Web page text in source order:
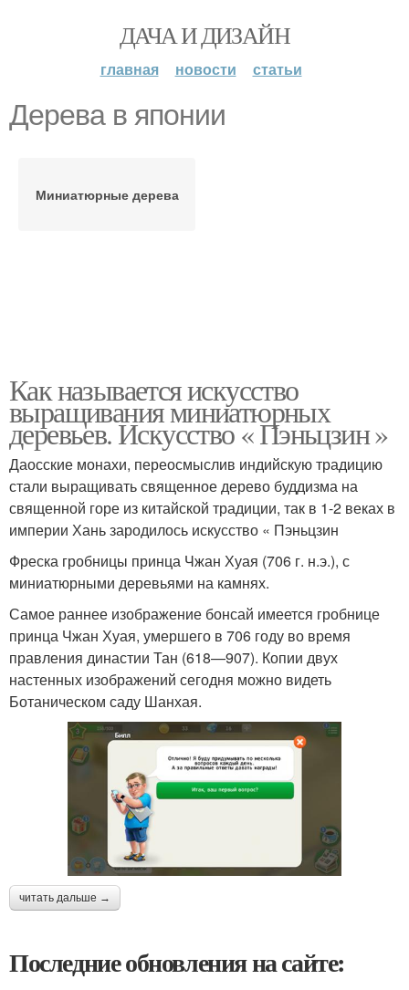
ДАЧА И ДИЗАЙН
главная новости статьи
Дерева в японии
Миниатюрные дерева
Как называется искусство
выращивания миниатюрных
деревьев. Искусство « Пэньцзин »
Даосские монахи, переосмыслив индийскую традицию
стали выращивать священное дерево буддизма на
священной горе из китайской традиции, так в 1-2 веках в
империи Хань зародилось искусство « Пэньцзин
Фреска гробницы принца Чжан Хуая (706 г. н.э.), с
миниатюрными деревьями на камнях.
Самое раннее изображение бонсай имеется гробнице
принца Чжан Хуая, умершего в 706 году во время
правления династии Тан (618—907). Копии двух
настенных изображений сегодня можно видеть
Ботаническом саду Шанхая.
читать дальше →
Последние обновления на сайте: